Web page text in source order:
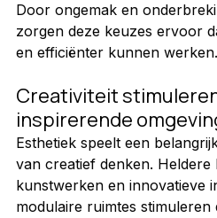
Door ongemak en
zorgen deze keuzes ervoor
en efficiënter kunnen werken.
Creativiteit
inspirerende
Esthetiek speelt een
van creatief denken.
kunstwerken en innovatieve
modulaire ruimtes stimuleren